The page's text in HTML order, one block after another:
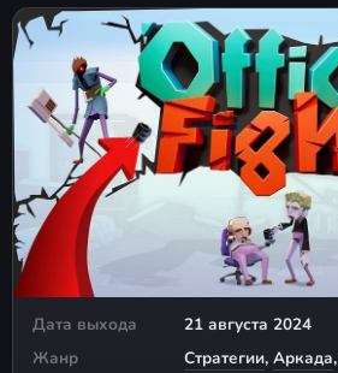
Дата выхода
21 августа 2024
Жанр
Стратегии, Аркада,